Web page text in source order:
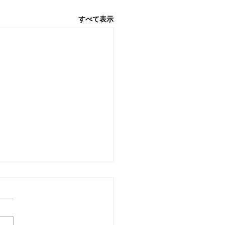
すべて表示